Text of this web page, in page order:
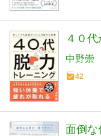
４０
中野崇
42
面倒